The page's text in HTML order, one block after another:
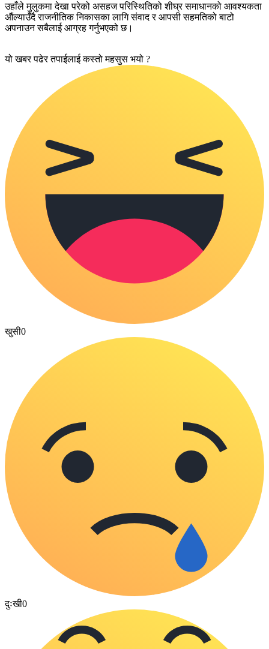
उहाँले मुलुकमा देखा परेको असहज परिस्थितिको शीघ्र समाधानको आवश्यकता
औंल्याउँदै राजनीतिक निकासका लागि संवाद र आपसी सहमतिको बाटो
अपनाउन सबैलाई आग्रह गर्नुभएको छ।
यो खबर पढेर तपाईलाई कस्तो महसुस भयो ?
खुसी0
दुःखी0